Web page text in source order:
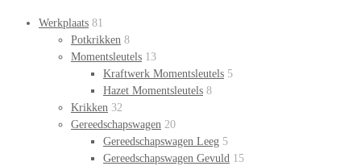
Werkplaats 81
Potkrikken 8
Momentsleutels 13
Kraftwerk Momentsleutels 5
Hazet Momentsleutels 8
Krikken 32
Gereedschapswagen 20
Gereedschapswagen Leeg 5
Gereedschapswagen Gevuld 15